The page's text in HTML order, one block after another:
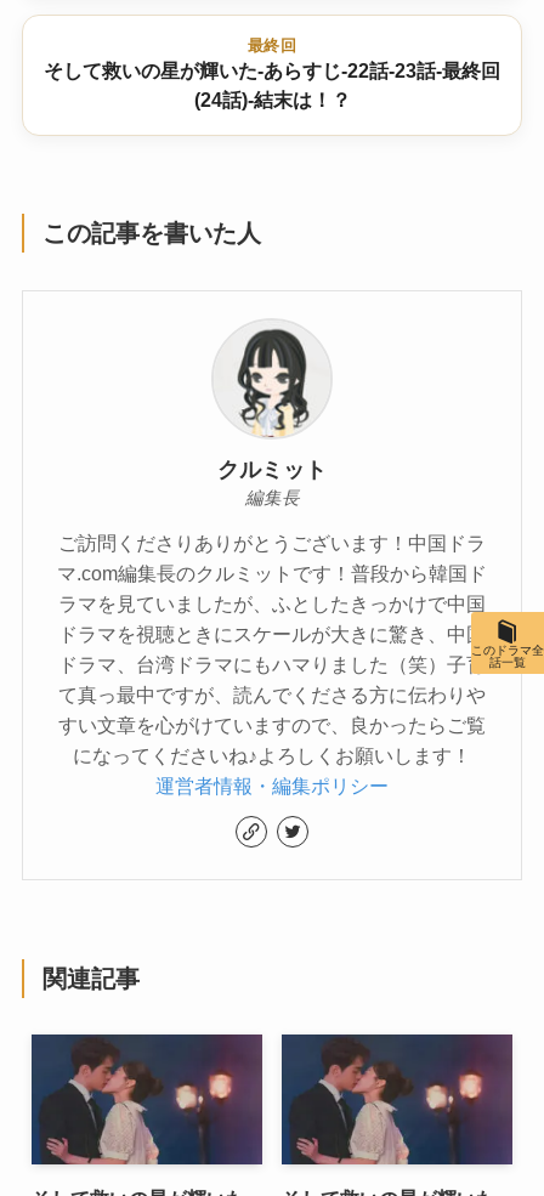
最終回
そして救いの星が輝いた-あらすじ-22話-23話-最終回
(24話)-結末は！？
この記事を書いた人
クルミット
編集長
ご訪問くださりありがとうございます！中国ドラ
マ.com編集長のクルミットです！普段から韓国ド
ラマを見ていましたが、ふとしたきっかけで中国
ドラマを視聴ときにスケールが大きに驚き、中国
ドラマ、台湾ドラマにもハマりました（笑）子育
て真っ最中ですが、読んでくださる方に伝わりや
すい文章を心がけていますので、良かったらご覧
になってくださいね♪よろしくお願いします！
運営者情報・編集ポリシー
関連記事
このドラマ全
話一覧